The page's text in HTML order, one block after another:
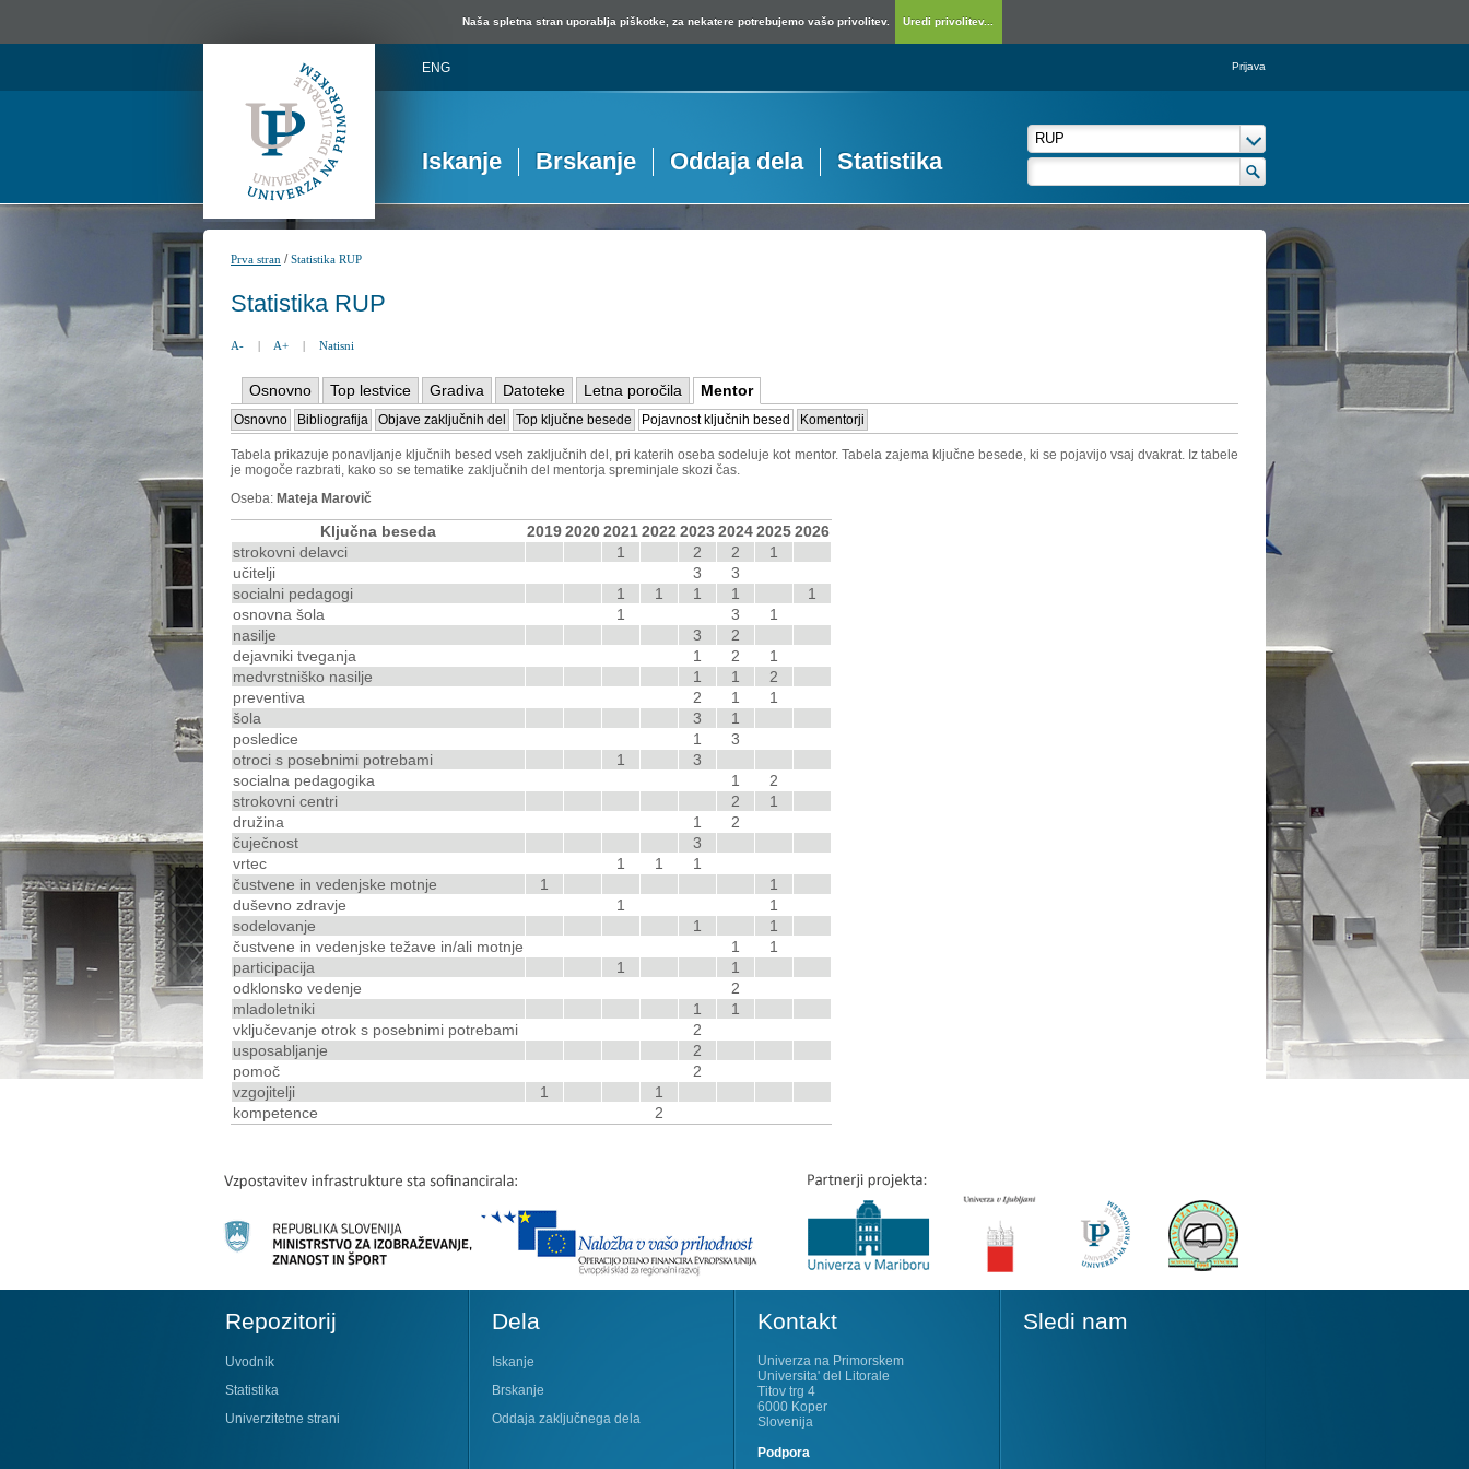
Naša spletna stran uporablja piškotke, za nekatere potrebujemo vašo privolitev. Uredi privolitev...
ENG Prijava
Iskanje Brskanje Oddaja dela Statistika
Prva stran /Statistika RUP
Statistika RUP
A- | A+ | Natisni
Osnovno Top lestvice Gradiva Datoteke Letna poročila Mentor
Osnovno Bibliografija Objave zaključnih del Top ključne besede Pojavnost ključnih besed Komentorji
Tabela prikazuje ponavljanje ključnih besed vseh zaključnih del, pri katerih oseba sodeluje kot mentor. Tabela zajema ključne besede, ki se pojavijo vsaj dvakrat. Iz tabele
je mogoče razbrati, kako so se tematike zaključnih del mentorja spreminjale skozi čas.
Oseba: Mateja Marovič
Ključna beseda 2019202020212022 2023202420252026
strokovni delavci
1 2 2
1
učitelji
3
3
socialni pedagogi
1 1 1 1
1
osnovna šola
1 3
1
nasilje
3
2
dejavniki tveganja
1 2
1
medvrstniško nasilje
1 1
2
preventiva
2 1
1
šola
3
1
posledice
1
3
otroci s posebnimi potrebami
1
3
socialna pedagogika
1
2
strokovni centri
2
1
družina
1
2
čuječnost
3
vrtec
1 1
1
čustvene in vedenjske motnje
1
1
duševno zdravje
1
1
sodelovanje
1
1
čustvene in vedenjske težave in/ali motnje
1
1
participacija
1
1
odklonsko vedenje
2
mladoletniki
1
1
vključevanje otrok s posebnimi potrebami
2
usposabljanje
2
pomoč
2
vzgojitelji
1
1
kompetence
2
Repozitorij
Uvodnik
Statistika
Univerzitetne strani
Dela
Iskanje
Brskanje
Oddaja zaključnega dela
Kontakt
Univerza na Primorskem
Universita' del Litorale
Titov trg 4
6000 Koper
Slovenija
Podpora
Sledi nam